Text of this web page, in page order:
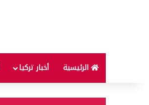
الرئيسية أخبار تركيا